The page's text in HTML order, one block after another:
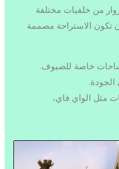
من خلفيات مختلفة
تكون الاستراحة مصممة
خاصة للضيوف.
الجودة.
مثل الواي فاي،